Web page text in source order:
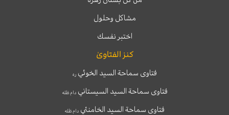
مشاكل وحلول
اختبر نفسك
كنز الفتاوىٰ
فتاوى سماحة السيد الخوئيره
فتاوى سماحة السيد السيستانيدام ظله
فتاوى سماحة السيد الخامنئي دام ظله